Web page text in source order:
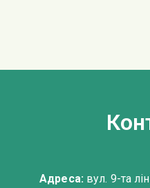
Адреса: вул. 9-та